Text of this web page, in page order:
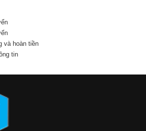
và hoàn tiền
tin